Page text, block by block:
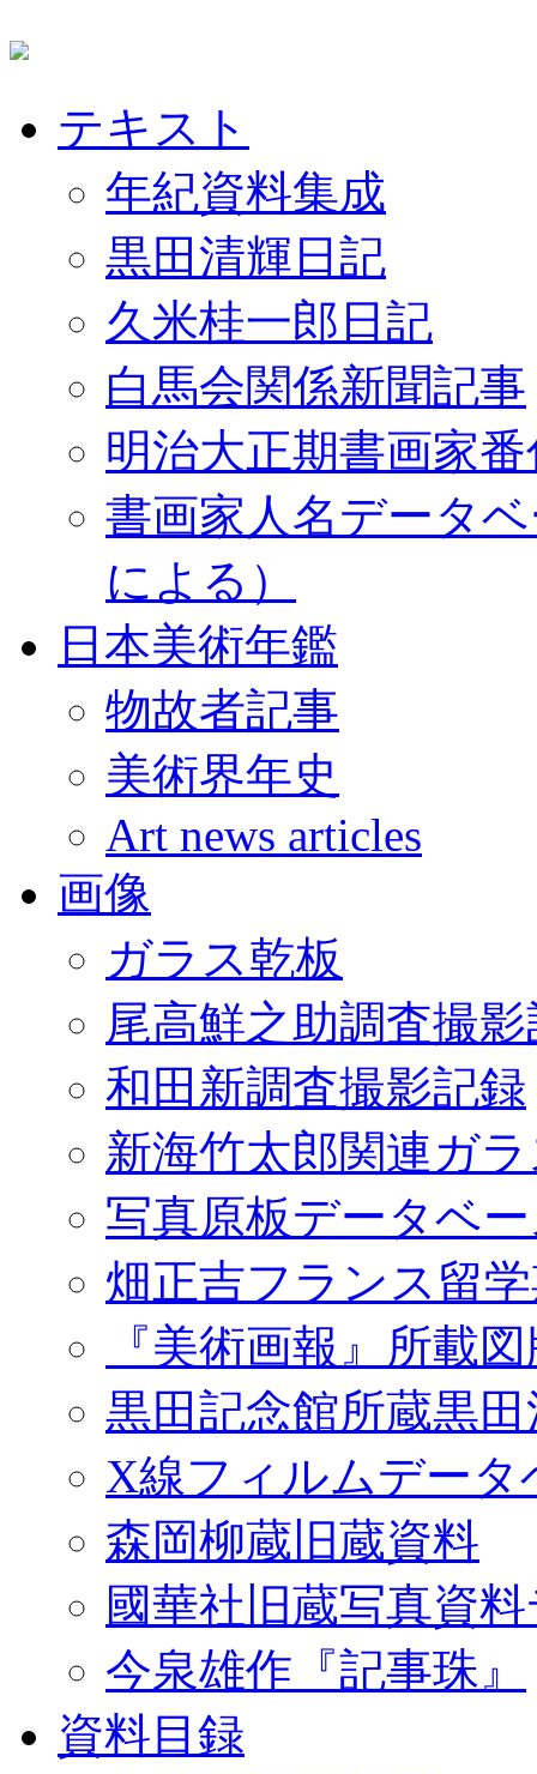
テキスト
年紀資料集成
黒田清輝日記
久米桂一郎日記
白馬会関係新聞記事
明治大正期書画家
書画家人名データ
による）
日本美術年鑑
物故者記事
美術界年史
Art news articles
画像
ガラス乾板
尾高鮮之助調査撮
和田新調査撮影記録
新海竹太郎関連ガ
写真原板データベ
畑正吉フランス留
『美術画報』所載
黒田記念館所蔵黒
X線フィルムデータ
森岡柳蔵旧蔵資料
國華社旧蔵写真資
今泉雄作『記事珠』
資料目録